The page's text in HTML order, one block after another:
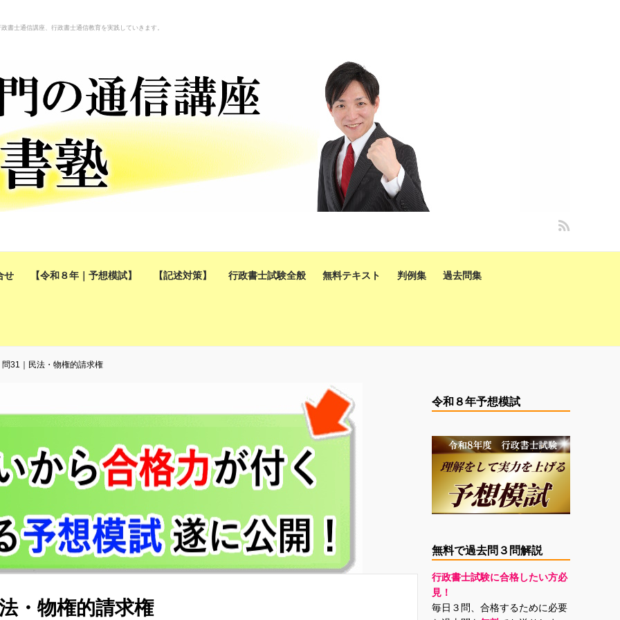
書士通信講座、行政書士通信教育を実践していきます。
せ 【令和８年｜予想模試】 【記述対策】 行政書士試験全般 無料テキスト 判例集 過去問集
31｜民法・物権的請求権
・物権的請求権
令和８年予想模試
無料で過去問３問解説
行政書士試験に合格したい方必
見！
毎日３問、合格するために必要